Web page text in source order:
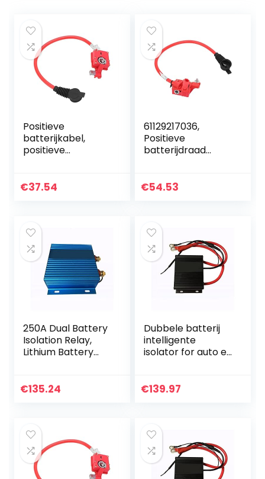
Positieve
batterijkabel,
positieve
geleidbaarheid
€37.54
61129217036,
Positieve
batterijdraad
Vervangen
vervanging…
€54.53
250A Dual Battery
Isolation Relay,
Lithium Battery
Isolation
€135.24
Dubbele batterij
intelligente
isolator for auto en
isolator dubbele
€139.97